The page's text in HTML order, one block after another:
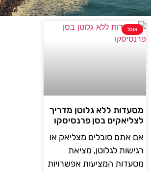
אוכל
מסעדות ללא גלוטן מדריך
לצליאקים בסן פרנסיסקו
אם אתם סובלים מצליאק או
רגישות לגלוטן, מציאת
מסעדות המציעות אפשרויות